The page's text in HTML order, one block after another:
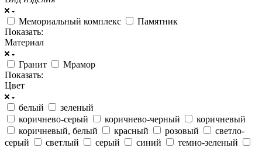
Мемориальный комплекс
Памятник
Показать:
Материал
Гранит
Мрамор
Показать:
Цвет
белый
зеленый
коричнево-серый
коричнево-черный
коричневый
коричневый, белый
красный розовый
светло-
серый
светлый серый синий
темно-зеленый